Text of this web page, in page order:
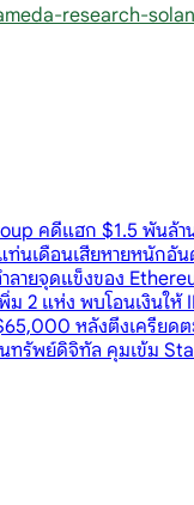
research-
คดีแฮก $1.5 พันล้า
เดือนเสียหายหนักอัน
ลายจุดแข็งของ
ม 2 แห่ง พบโอนเงินให้
หลังตึงเครียด
รัพย์ดิจิทัล คุมเข้ม